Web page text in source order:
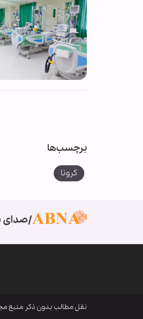
برچسب‌ها
کرونا
صدای
نقل مطالب بدون ذکر منبع